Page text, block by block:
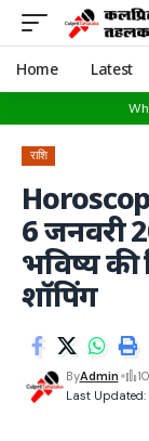
Home Latest
राशि
6 जनवरी
भविष्य की
शॉपिंग
Last Updated:
ByAdmin